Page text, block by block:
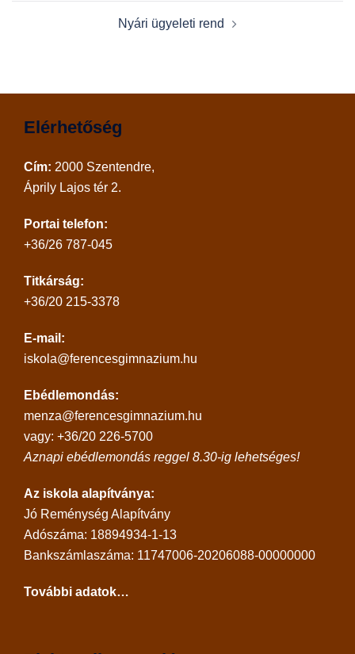
Nyári ügyeleti rend
Elérhetőség
Cím: 2000 Szentendre,
Áprily Lajos tér 2.
Portai telefon:
+36/26 787-045
Titkárság:
+36/20 215-3378
E-mail:
iskola@ferencesgimnazium.hu
Ebédlemondás:
menza@ferencesgimnazium.hu
vagy: +36/20 226-5700
Aznapi ebédlemondás reggel 8.30-ig lehetséges!
Az iskola alapítványa:
Jó Reménység Alapítvány
Adószáma: 18894934-1-13
Bankszámlaszáma: 11747006-20206088-00000000
További adatok…